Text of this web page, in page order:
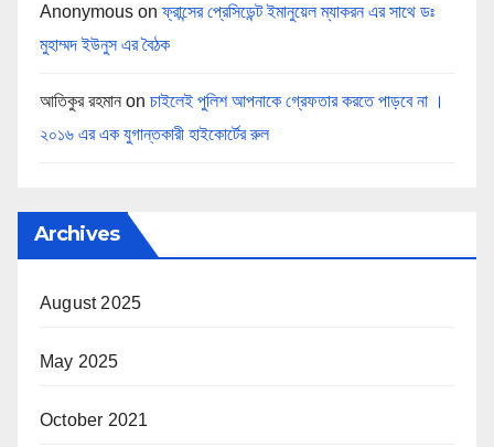
Anonymous onফ্রান্সের প্রেসিডেন্ট ইমানুয়েল ম্যাকরন এর সাথে ডঃ
মুহাম্মদ ইউনুস এর বৈঠক
আতিকুর রহমান on চাইলেই পুলিশ আপনাকে গ্রেফতার করতে পাড়বে না ।
২০১৬ এর এক যুগান্তকারী হাইকোর্টের রুল
Archives
August 2025
May 2025
October 2021